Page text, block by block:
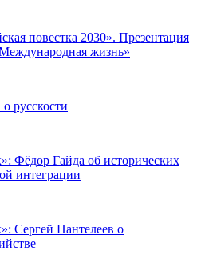
повестка 2030». Презентация
жизнь»
русскости
Фёдор Гайда об исторических
интеграции
Сергей Пантелеев о